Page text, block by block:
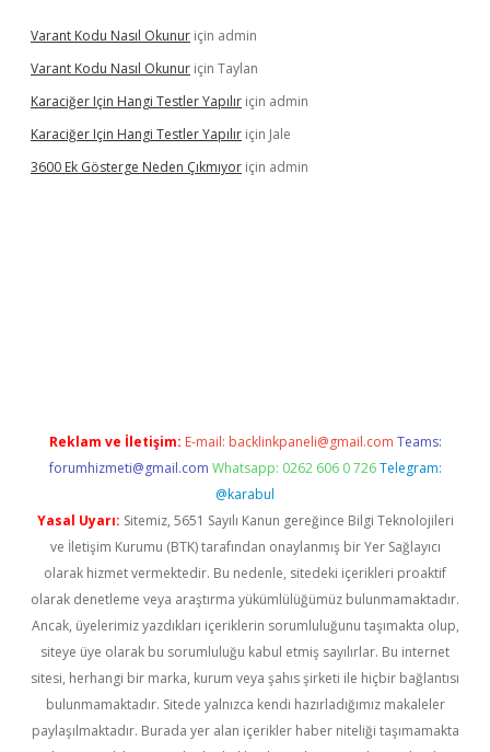
Varant Kodu Nasıl Okunur için admin
Varant Kodu Nasıl Okunur için Taylan
Karaciğer Için Hangi Testler Yapılır için admin
Karaciğer Için Hangi Testler Yapılır için Jale
3600 Ek Gösterge Neden Çıkmıyor için admin
Reklam ve İletişim: E-mail: backlinkpaneli@gmail.com Teams:
forumhizmeti@gmail.com Whatsapp: 0262 606 0 726 Telegram:
@karabul
Yasal Uyarı: Sitemiz, 5651 Sayılı Kanun gereğince Bilgi Teknolojileri
ve İletişim Kurumu (BTK) tarafından onaylanmış bir Yer Sağlayıcı
olarak hizmet vermektedir. Bu nedenle, sitedeki içerikleri proaktif
olarak denetleme veya araştırma yükümlülüğümüz bulunmamaktadır.
Ancak, üyelerimiz yazdıkları içeriklerin sorumluluğunu taşımakta olup,
siteye üye olarak bu sorumluluğu kabul etmiş sayılırlar. Bu internet
sitesi, herhangi bir marka, kurum veya şahıs şirketi ile hiçbir bağlantısı
bulunmamaktadır. Sitede yalnızca kendi hazırladığımız makaleler
paylaşılmaktadır. Burada yer alan içerikler haber niteliği taşımamakta